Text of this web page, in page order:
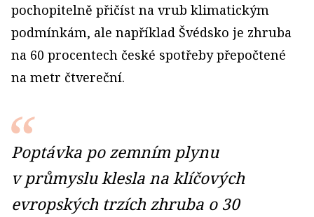
pochopitelně přičíst na vrub klimatickým
podmínkám, ale například Švédsko je zhruba
na 60 procentech české spotřeby přepočtené
na metr čtvereční.
Poptávka po zemním plynu
v průmyslu klesla na klíčových
evropských trzích zhruba o 30